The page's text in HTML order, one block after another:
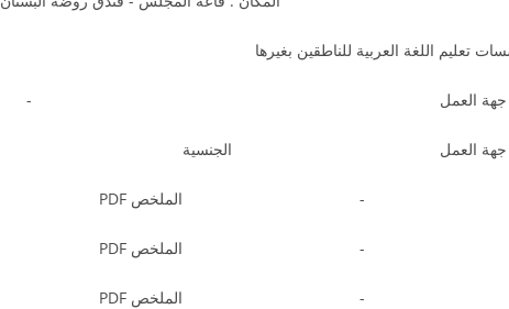
جهة العمل -
جهة العمل الجنسية
- الملخص PDF
- الملخص PDF
- الملخص PDF